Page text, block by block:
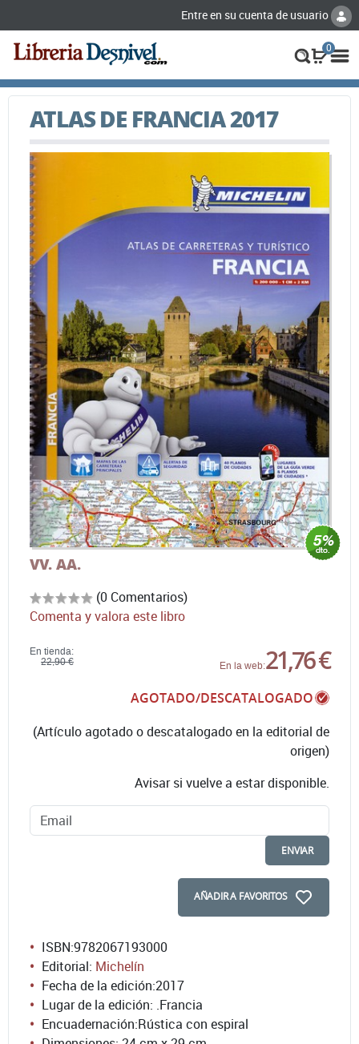
Entre en su cuenta de usuario
0
ATLAS DE FRANCIA 2017
VV. AA.
(0 Comentarios)
Comenta y valora este libro
En tienda:
22,90 €
En la web:21,76 €
AGOTADO/DESCATALOGADO
(Artículo agotado o descatalogado en la editorial de
origen)
Avisar si vuelve a estar disponible.
ENVIAR
AÑADIR A FAVORITOS
ISBN:9782067193000
Editorial: Michelín
Fecha de la edición:2017
Lugar de la edición: .Francia
Encuadernación:Rústica con espiral